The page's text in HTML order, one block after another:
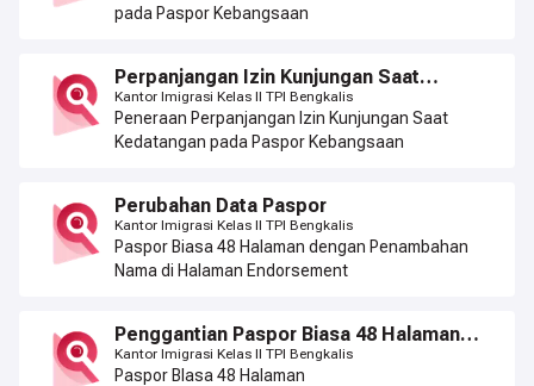
pada Paspor Kebangsaan
Perpanjangan Izin Kunjungan Saat
Kedatangan (Visa On Arrival)
Kantor Imigrasi Kelas II TPI Bengkalis
Peneraan Perpanjangan Izin Kunjungan Saat
Kedatangan pada Paspor Kebangsaan
Perubahan Data Paspor
Kantor Imigrasi Kelas II TPI Bengkalis
Paspor Biasa 48 Halaman dengan Penambahan
Nama di Halaman Endorsement
Penggantian Paspor Biasa 48 Halaman
(Karena Hilang)
Kantor Imigrasi Kelas II TPI Bengkalis
Paspor BIasa 48 Halaman